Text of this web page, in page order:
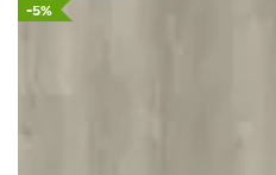
-5%